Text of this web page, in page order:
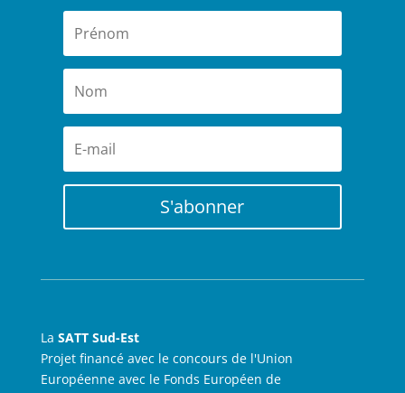
S'abonner
La SATT Sud-Est
Projet financé avec le concours de l'Union
Européenne avec le Fonds Européen de